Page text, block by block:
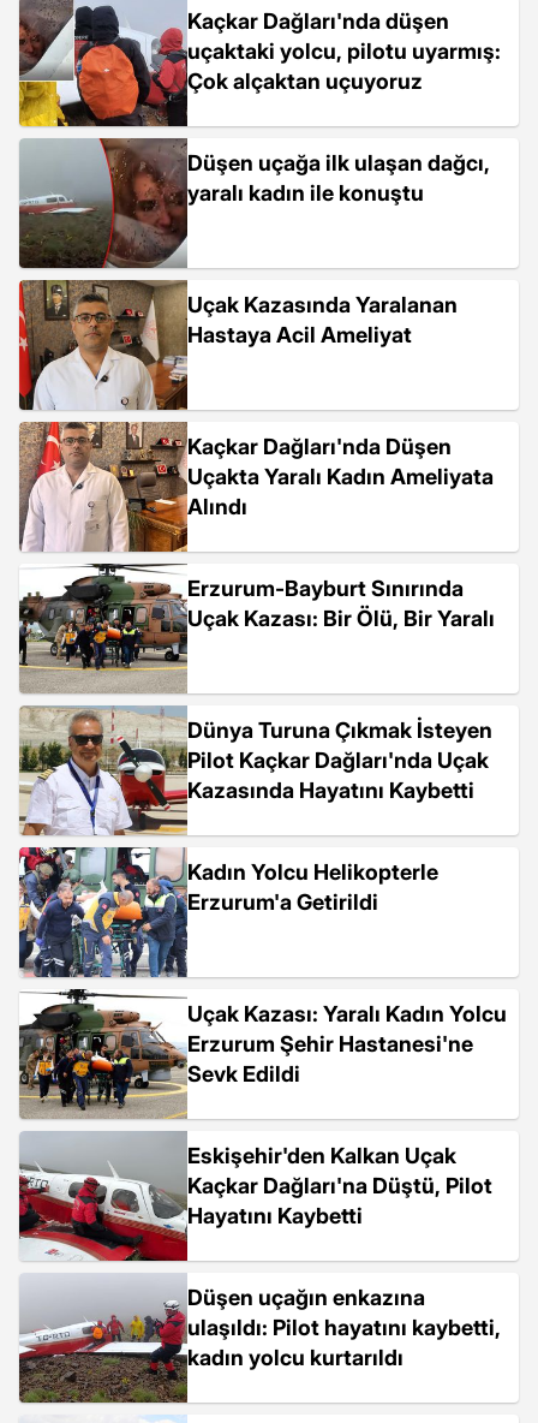
Kaçkar Dağları'nda düşen
uçaktaki yolcu, pilotu uyarmış:
Çok alçaktan uçuyoruz
Düşen uçağa ilk ulaşan dağcı,
yaralı kadın ile konuştu
Uçak Kazasında Yaralanan
Hastaya Acil Ameliyat
Kaçkar Dağları'nda Düşen
Uçakta Yaralı Kadın Ameliyata
Alındı
Erzurum-Bayburt Sınırında
Uçak Kazası: Bir Ölü, Bir Yaralı
Dünya Turuna Çıkmak İsteyen
Pilot Kaçkar Dağları'nda Uçak
Kazasında Hayatını Kaybetti
Kadın Yolcu Helikopterle
Erzurum'a Getirildi
Uçak Kazası: Yaralı Kadın Yolcu
Erzurum Şehir Hastanesi'ne
Sevk Edildi
Eskişehir'den Kalkan Uçak
Kaçkar Dağları'na Düştü, Pilot
Hayatını Kaybetti
Düşen uçağın enkazına
ulaşıldı: Pilot hayatını kaybetti,
kadın yolcu kurtarıldı